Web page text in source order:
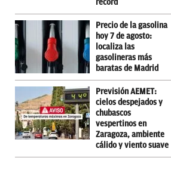
récord
Precio de la gasolina
hoy 7 de agosto:
localiza las
gasolineras más
baratas de Madrid
Previsión AEMET:
cielos despejados y
chubascos
vespertinos en
Zaragoza, ambiente
cálido y viento suave